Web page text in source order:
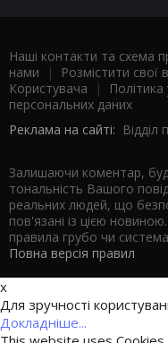
Наші контакти та схема
нами | Розмістити свої
Користувача |
Політика
персональних даних
Реклама на сайті:
Залишаючи коментар,
тональність Вашого
реальних людей, що
пов'язані із цією
правила грубо чи
Повна версія правил
x
Для зручності
Докладніше...